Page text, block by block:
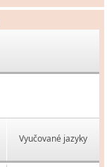
Vyučované jazyky